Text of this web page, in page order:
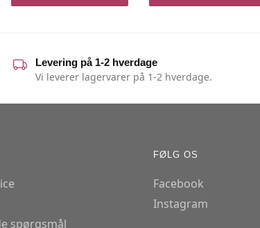
Levering på 1-2 hverdage
Vi leverer lagervarer på 1-2 hverdage.
spørgsmål
FØLG OS
Facebook
Instagram